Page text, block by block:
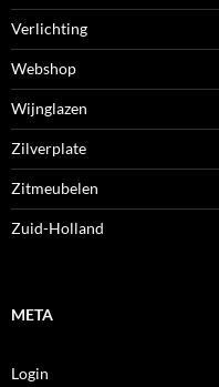
Verlichting
Webshop
Wijnglazen
Zilverplate
Zitmeubelen
Zuid-Holland
META
Login